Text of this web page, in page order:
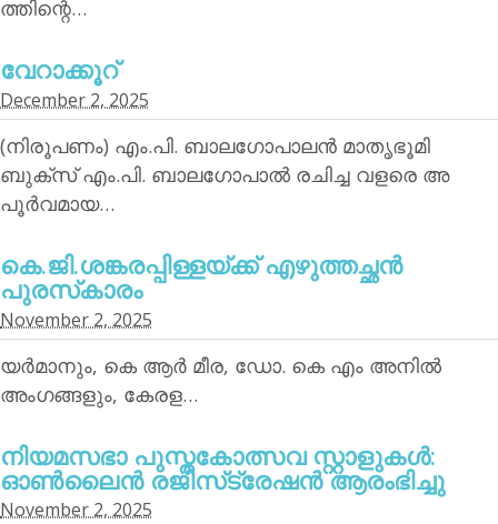
ത്തിന്റെ…
വേറാക്കൂറ്
December 2, 2025
(നിരൂപണം) എം.പി. ബാലഗോപാലന്‍ മാതൃഭൂമി
ബുക്‌സ് എം.പി. ബാലഗോപാല്‍ രചിച്ച വളരെ അ
പൂര്‍വമായ…
കെ.ജി.ശങ്കരപ്പിള്ളയ്ക്ക് എഴുത്തച്ഛന്‍
പുരസ്‌കാരം
November 2, 2025
യര്‍മാനും, കെ ആര്‍ മീര, ഡോ. കെ എം അനില്‍
അംഗങ്ങളും, കേരള…
നിയമസഭാ പുസ്തകോത്സവ സ്റ്റാളുകള്‍:
ഓണ്‍ലൈന്‍ രജിസ്‌ട്രേഷന്‍ ആരംഭിച്ചു
November 2, 2025